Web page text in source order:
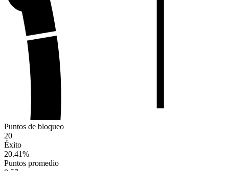
Puntos de bloqueo
20
Éxito
20.41%
Puntos promedio